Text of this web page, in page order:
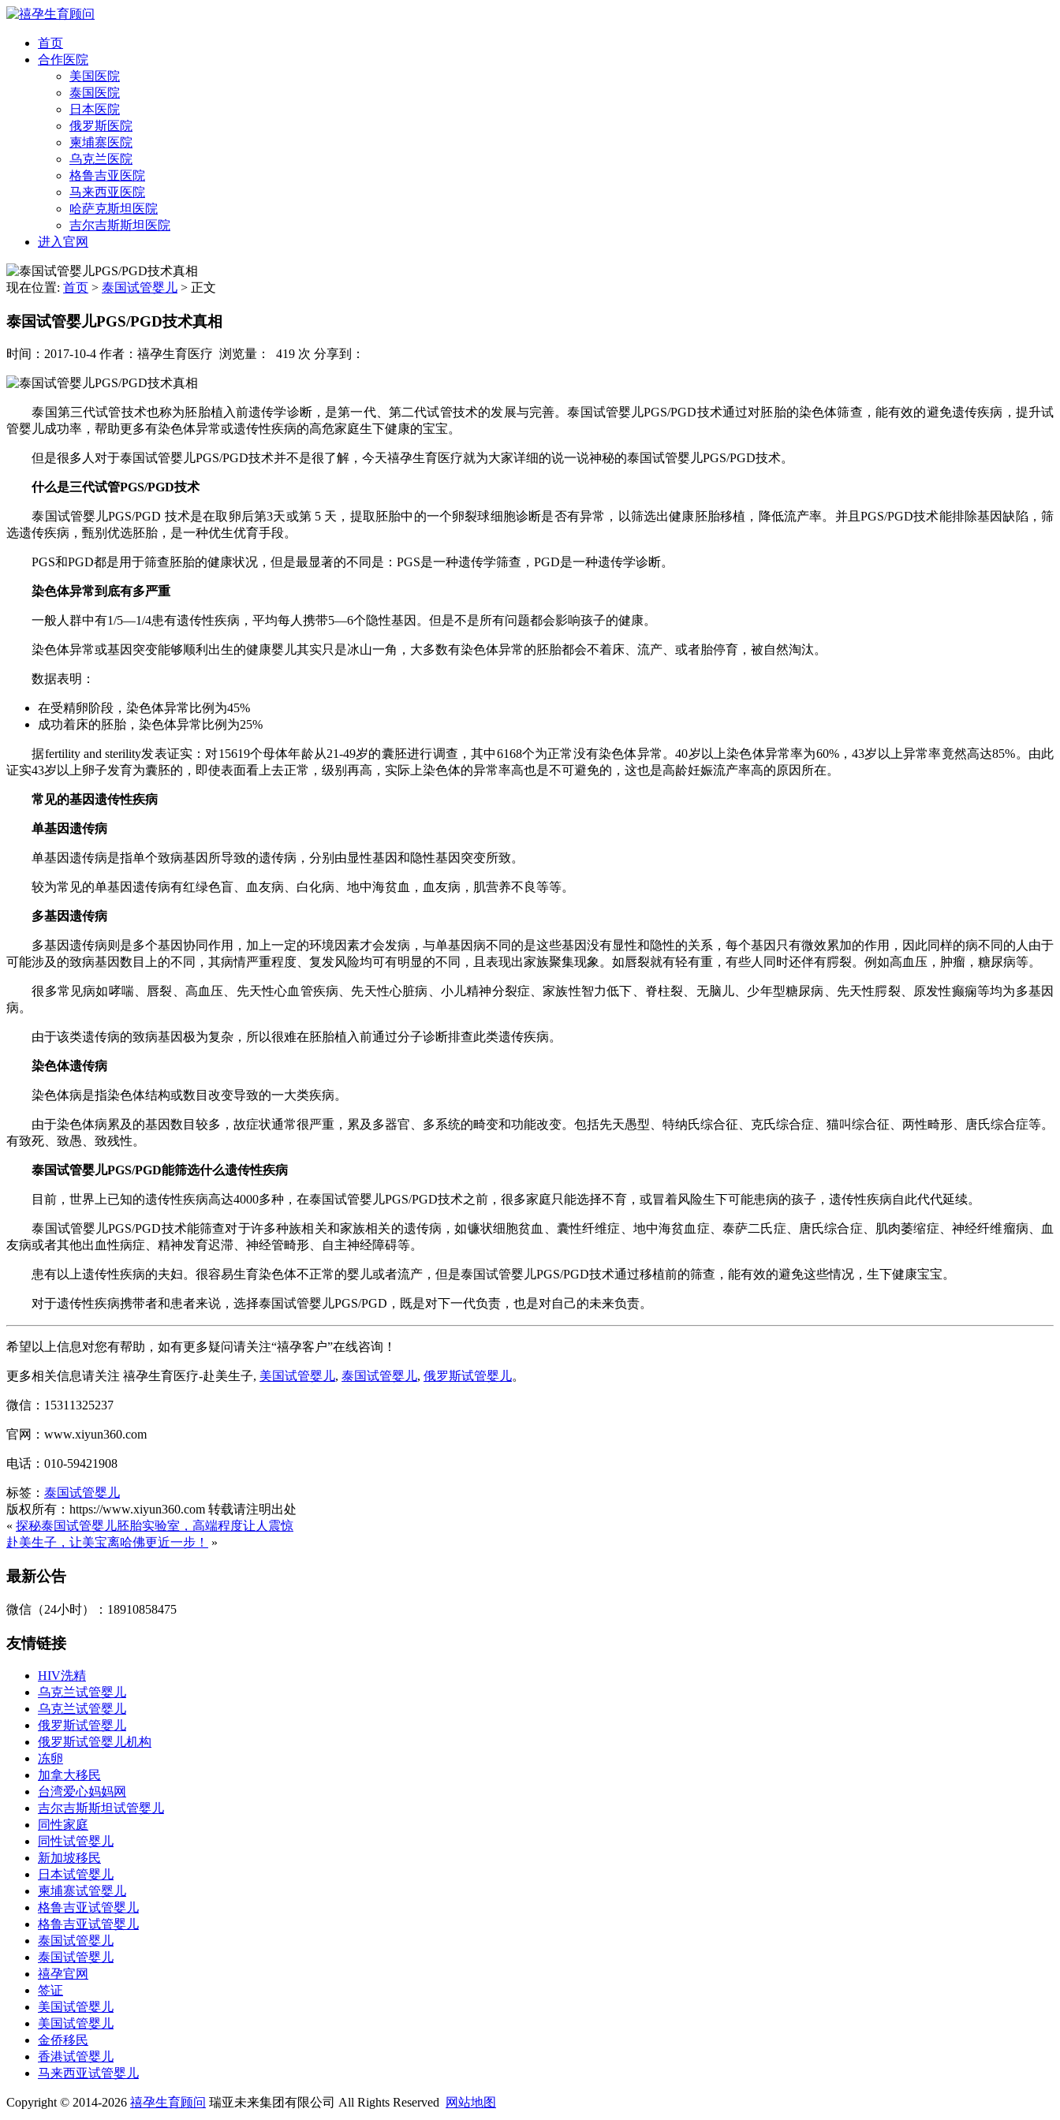
首页
合作医院
美国医院
泰国医院
日本医院
俄罗斯医院
柬埔寨医院
乌克兰医院
格鲁吉亚医院
马来西亚医院
哈萨克斯坦医院
吉尔吉斯斯坦医院
进入官网
现在位置: 首页 > 泰国试管婴儿 > 正文
泰国试管婴儿PGS/PGD技术真相
时间：2017-10-4 作者：禧孕生育医疗 浏览量： 419 次 分享到：
泰国第三代试管技术也称为胚胎植入前遗传学诊断，是第一代、第二代试管技术的发展与完善。泰国试管婴儿PGS/PGD技术通过对胚胎的染色体筛查，能有效的避免遗传疾病，提升试
管婴儿成功率，帮助更多有染色体异常或遗传性疾病的高危家庭生下健康的宝宝。
但是很多人对于泰国试管婴儿PGS/PGD技术并不是很了解，今天禧孕生育医疗就为大家详细的说一说神秘的泰国试管婴儿PGS/PGD技术。
什么是三代试管PGS/PGD技术
泰国试管婴儿PGS/PGD 技术是在取卵后第3天或第 5 天，提取胚胎中的一个卵裂球细胞诊断是否有异常，以筛选出健康胚胎移植，降低流产率。并且PGS/PGD技术能排除基因缺陷，筛
选遗传疾病，甄别优选胚胎，是一种优生优育手段。
PGS和PGD都是用于筛查胚胎的健康状况，但是最显著的不同是： PGS是一种遗传学筛查， PGD是一种遗传学诊断。
染色体异常到底有多严重
一般人群中有1/5―1/4患有遗传性疾病，平均每人携带5―6个隐性基因。但是不是所有问题都会影响孩子的健康。
染色体异常或基因突变能够顺利出生的健康婴儿其实只是冰山一角，大多数有染色体异常的胚胎都会不着床、流产、或者胎停育，被自然淘汰。
数据表明：
在受精卵阶段，染色体异常比例为45%
成功着床的胚胎，染色体异常比例为25%
据fertility and sterility发表证实：对15619个母体年龄从21-49岁的囊胚进行调查，其中6168个为正常没有染色体异常。40岁以上染色体异常率为60%，43岁以上异常率竟然高达85%。由此
证实43岁以上卵子发育为囊胚的，即使表面看上去正常，级别再高，实际上染色体的异常率高也是不可避免的，这也是高龄妊娠流产率高的原因所在。
常见的基因遗传性疾病
单基因遗传病
单基因遗传病是指单个致病基因所导致的遗传病，分别由显性基因和隐性基因突变所致。
较为常见的单基因遗传病有红绿色盲、血友病、白化病、地中海贫血，血友病，肌营养不良等等。
多基因遗传病
多基因遗传病则是多个基因协同作用，加上一定的环境因素才会发病，与单基因病不同的是这些基因没有显性和隐性的关系，每个基因只有微效累加的作用，因此同样的病不同的人由于
可能涉及的致病基因数目上的不同，其病情严重程度、复发风险均可有明显的不同，且表现出家族聚集现象。如唇裂就有轻有重，有些人同时还伴有腭裂。例如高血压，肿瘤，糖尿病等。
很多常见病如哮喘、唇裂、高血压、先天性心血管疾病、先天性心脏病、小儿精神分裂症、家族性智力低下、脊柱裂、无脑儿、少年型糖尿病、先天性腭裂、原发性癫痫等均为多基因
病。
由于该类遗传病的致病基因极为复杂，所以很难在胚胎植入前通过分子诊断排查此类遗传疾病。
染色体遗传病
染色体病是指染色体结构或数目改变导致的一大类疾病。
由于染色体病累及的基因数目较多，故症状通常很严重，累及多器官、多系统的畸变和功能改变。包括先天愚型、特纳氏综合征、克氏综合症、猫叫综合征、两性畸形、唐氏综合症等。
有致死、致愚、致残性。
泰国试管婴儿PGS/PGD能筛选什么遗传性疾病
目前，世界上已知的遗传性疾病高达4000多种，在泰国试管婴儿PGS/PGD技术之前，很多家庭只能选择不育，或冒着风险生下可能患病的孩子，遗传性疾病自此代代延续。
泰国试管婴儿PGS/PGD技术能筛查对于许多种族相关和家族相关的遗传病，如镰状细胞贫血、囊性纤维症、地中海贫血症、泰萨二氏症、唐氏综合症、肌肉萎缩症、神经纤维瘤病、血
友病或者其他出血性病症、精神发育迟滞、神经管畸形、自主神经障碍等。
患有以上遗传性疾病的夫妇。很容易生育染色体不正常的婴儿或者流产，但是泰国试管婴儿PGS/PGD技术通过移植前的筛查，能有效的避免这些情况，生下健康宝宝。
对于遗传性疾病携带者和患者来说，选择泰国试管婴儿PGS/PGD ，既是对下一代负责，也是对自己的未来负责。
希望以上信息对您有帮助，如有更多疑问请关注“禧孕客户”在线咨询！
更多相关信息请关注 禧孕生育医疗-赴美生子, 美国试管婴儿, 泰国试管婴儿, 俄罗斯试管婴儿。
微信：15311325237
官网：www.xiyun360.com
电话：010-59421908
标签： 泰国试管婴儿
版权所有：https://www.xiyun360.com 转载请注明出处
« 探秘泰国试管婴儿胚胎实验室，高端程度让人震惊
赴美生子，让美宝离哈佛更近一步！
»
最新公告
微信（24小时）：18910858475
友情链接
HIV洗精
乌克兰试管婴儿
乌克兰试管婴儿
俄罗斯试管婴儿
俄罗斯试管婴儿机构
冻卵
加拿大移民
台湾爱心妈妈网
吉尔吉斯斯坦试管婴儿
同性家庭
同性试管婴儿
新加坡移民
日本试管婴儿
柬埔寨试管婴儿
格鲁吉亚试管婴儿
格鲁吉亚试管婴儿
泰国试管婴儿
泰国试管婴儿
禧孕官网
签证
美国试管婴儿
美国试管婴儿
金侨移民
香港试管婴儿
马来西亚试管婴儿
Copyright © 2014-2026 禧孕生育顾问 瑞亚未来集团有限公司 All Rights Reserved 网站地图